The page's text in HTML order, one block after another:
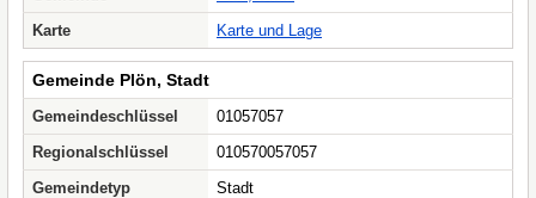
Karte
Karte und Lage
Gemeinde Plön, Stadt
Gemeindeschlüssel
01057057
Regionalschlüssel
010570057057
Gemeindetyp
Stadt